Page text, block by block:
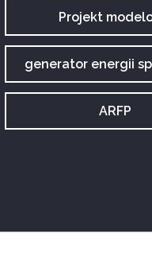
Archiwum
tagu:
Projekt
Archiwum
tagu:
generator energii
Archiwum
tagu:
ARFP